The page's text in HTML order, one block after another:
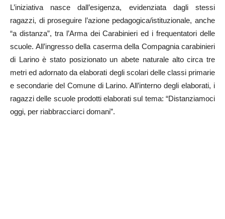
L’iniziativa nasce dall’esigenza, evidenziata dagli stessi
ragazzi, di proseguire l’azione pedagogica/istituzionale, anche
“a distanza”, tra l’Arma dei Carabinieri ed i frequentatori delle
scuole. All’ingresso della caserma della Compagnia carabinieri
di Larino è stato posizionato un abete naturale alto circa tre
metri ed adornato da elaborati degli scolari delle classi primarie
e secondarie del Comune di Larino. All’interno degli elaborati, i
ragazzi delle scuole prodotti elaborati sul tema: “Distanziamoci
oggi, per riabbracciarci domani”.